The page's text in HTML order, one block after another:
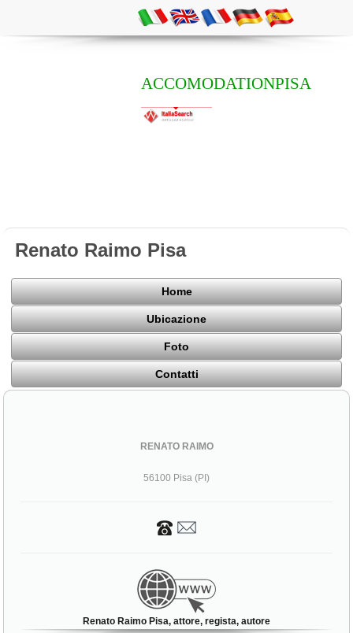
ACCOMODATIONPISA
Renato Raimo Pisa
Home
Ubicazione
Foto
Contatti
RENATO RAIMO
56100 Pisa (PI)
Renato Raimo Pisa, attore, regista, autore